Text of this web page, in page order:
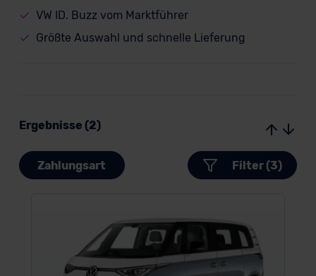
VW ID. Buzz vom Marktführer
Größte Auswahl und schnelle Lieferung
Ergebnisse (2)
Zahlungsart Filter (3)